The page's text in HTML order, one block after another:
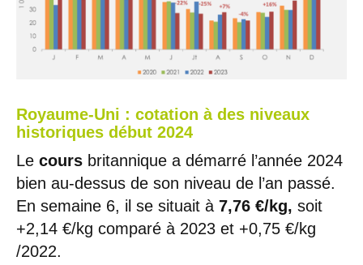
Royaume-Uni : cotation à des niveaux
historiques début 2024
Le cours britannique a démarré l’année 2024
bien au-dessus de son niveau de l’an passé.
En semaine 6, il se situait à 7,76 €/kg, soit
+2,14 €/kg comparé à 2023 et +0,75 €/kg
/2022.